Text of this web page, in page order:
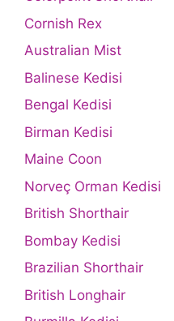
Cornish Rex
Australian Mist
Balinese Kedisi
Bengal Kedisi
Birman Kedisi
Maine Coon
Norveç Orman Kedisi
British Shorthair
Bombay Kedisi
Brazilian Shorthair
British Longhair